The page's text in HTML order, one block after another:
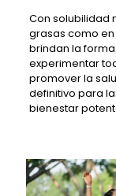
Con solubilidad
grasas como
brindan la
experimentar
promover la
definitivo para
bienestar